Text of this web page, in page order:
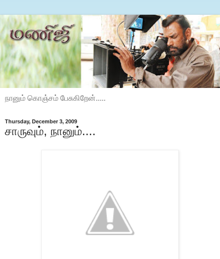
நானும் கொஞ்சம் பேசுகிறேன்.....
Thursday, December 3, 2009
சாருவும், நானும்....